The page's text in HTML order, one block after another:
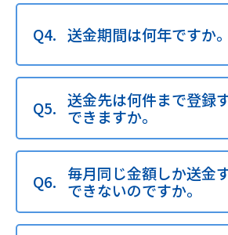
送金期間は何年ですか。
送金先は何件まで登録
できますか。
毎月同じ金額しか送金
できないのですか。